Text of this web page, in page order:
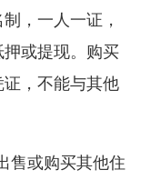
，一人一证，
或提现。购买
证，不能与其他
售或购买其他住